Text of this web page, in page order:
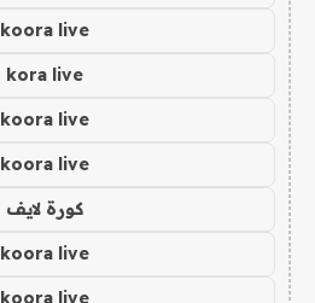
koora live
kora live
koora live
koora live
كورة لايف
koora live
koora live